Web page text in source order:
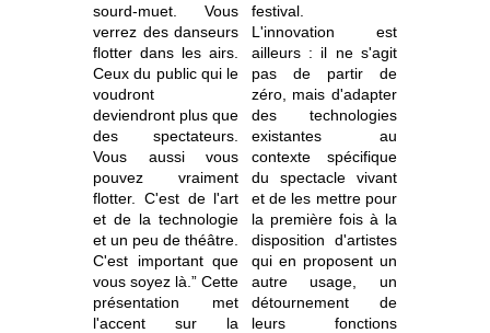
sourd-muet. Vous
verrez des danseurs
flotter dans les airs.
Ceux du public qui le
voudront
deviendront plus que
des spectateurs.
Vous aussi vous
pouvez vraiment
flotter. C'est de l'art
et de la technologie
et un peu de théâtre.
C'est important que
vous soyez là.” Cette
présentation met
l'accent sur la
festival.
L'innovation est
ailleurs : il ne s'agit
pas de partir de
zéro, mais d'adapter
des technologies
existantes au
contexte spécifique
du spectacle vivant
et de les mettre pour
la première fois à la
disposition d'artistes
qui en proposent un
autre usage, un
détournement de
leurs fonctions